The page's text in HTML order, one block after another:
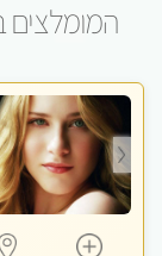
המומלצים